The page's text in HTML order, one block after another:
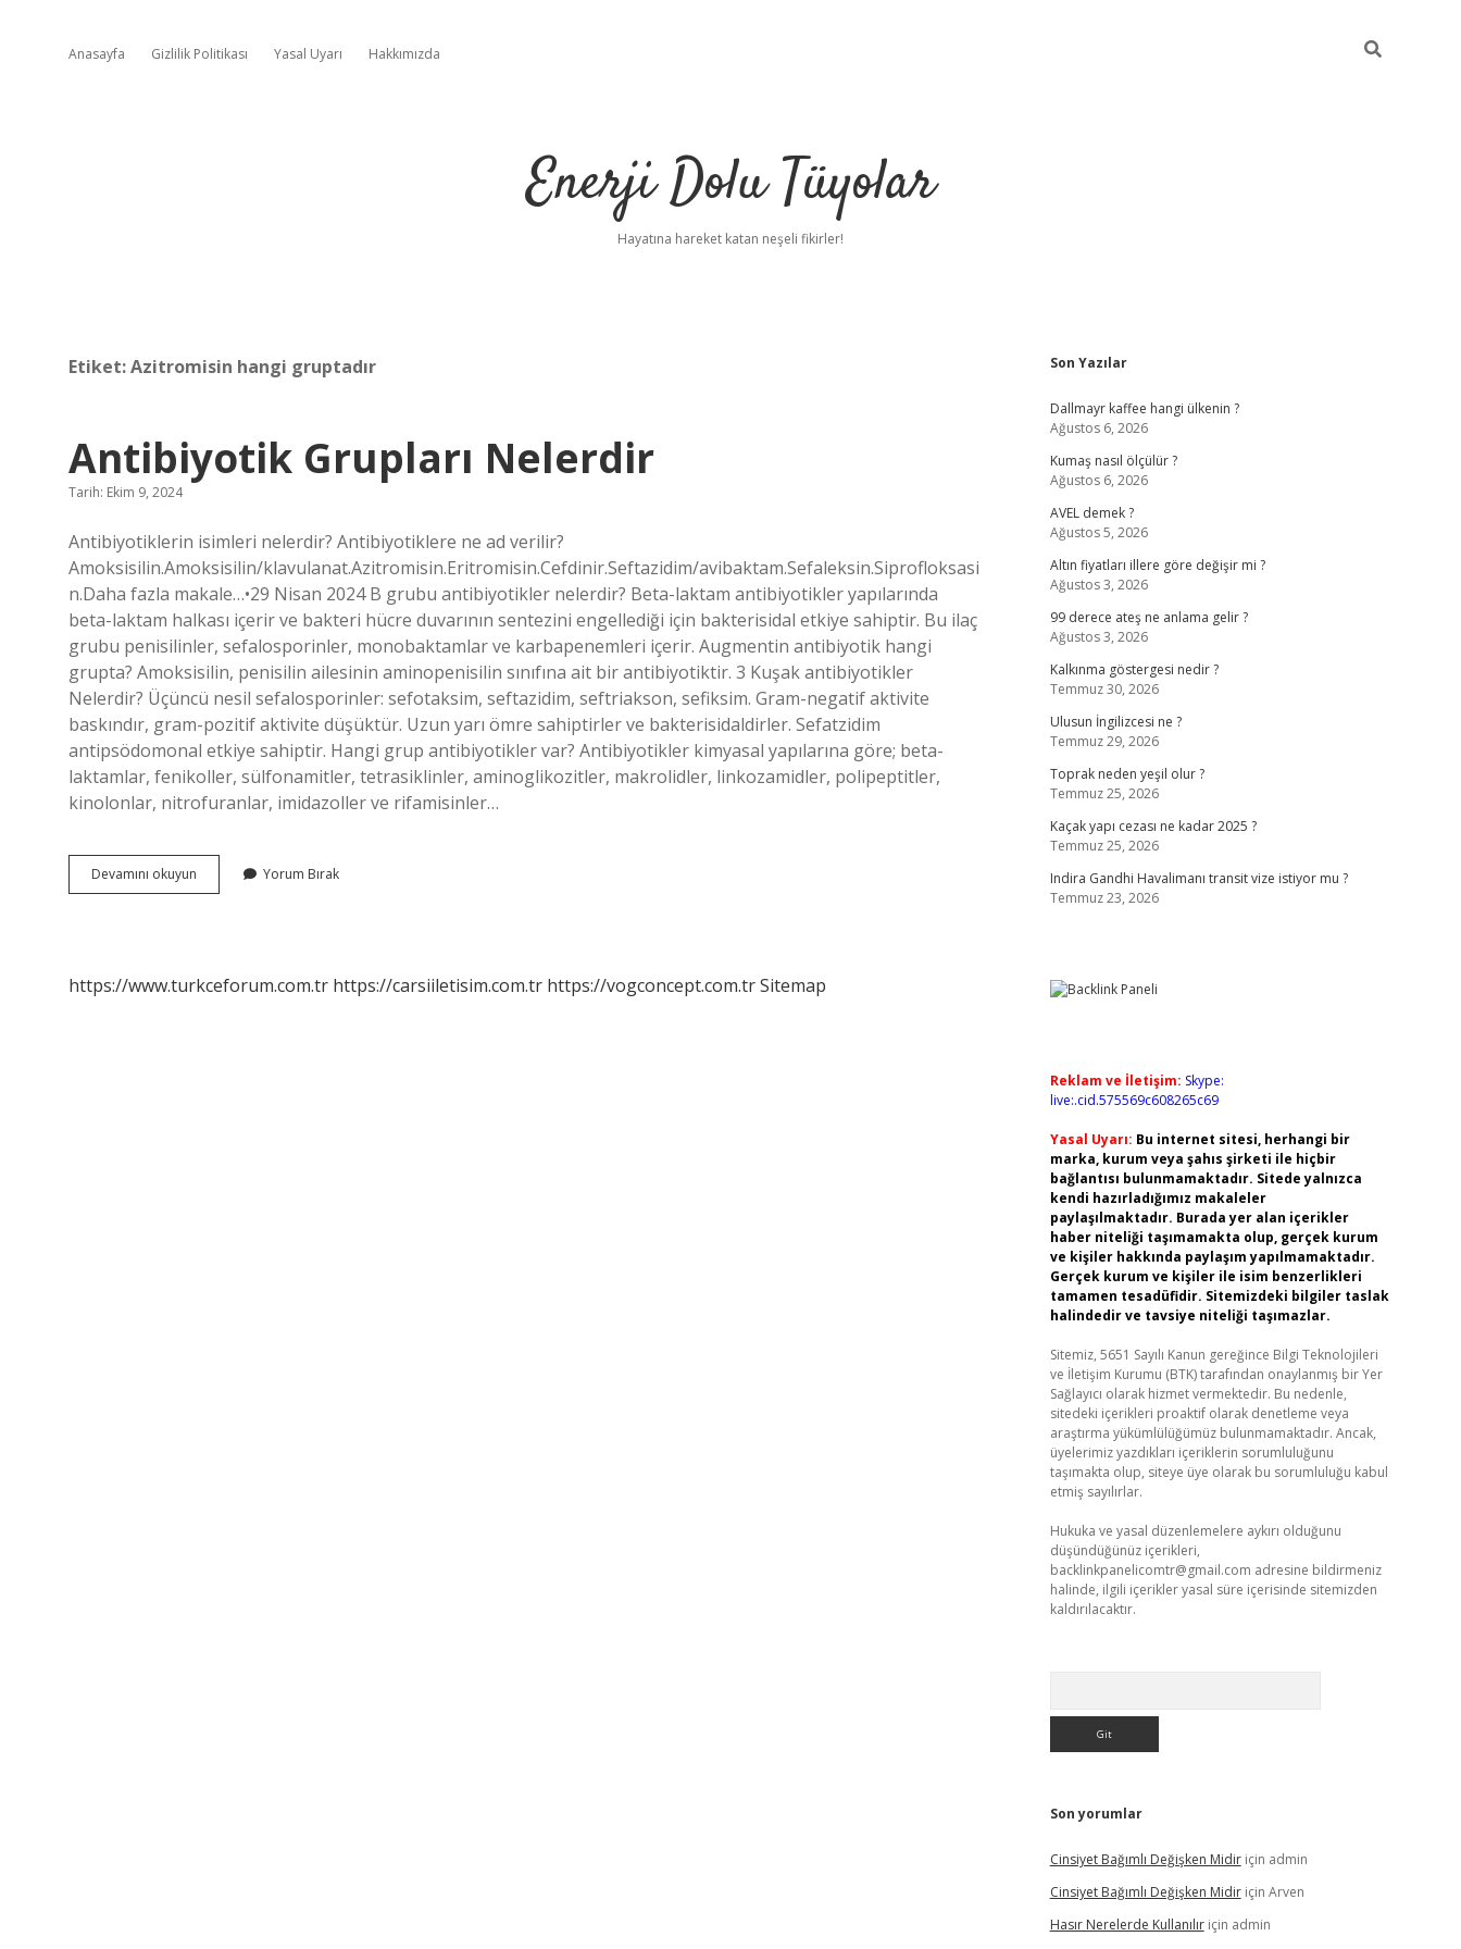
Anasayfa Gizlilik Politikası Yasal Uyarı Hakkımızda
Enerji Dolu Tüyolar
Hayatına hareket katan neşeli fikirler!
Etiket:Azitromisin hangi gruptadır
Antibiyotik Grupları Nelerdir
Tarih: Ekim 9, 2024
Antibiyotiklerin isimleri nelerdir? Antibiyotiklere ne ad verilir?
Amoksisilin.Amoksisilin/klavulanat.Azitromisin.Eritromisin.Cefdinir.Seftazidim/avibaktam.Sefaleksin.Siprofloksasi
n.Daha fazla makale…•29 Nisan 2024 B grubu antibiyotikler nelerdir? Beta-laktam antibiyotikler yapılarında
beta-laktam halkası içerir ve bakteri hücre duvarının sentezini engellediği için bakterisidal etkiye sahiptir. Bu ilaç
grubu penisilinler, sefalosporinler, monobaktamlar ve karbapenemleri içerir. Augmentin antibiyotik hangi
grupta? Amoksisilin, penisilin ailesinin aminopenisilin sınıfına ait bir antibiyotiktir. 3 Kuşak antibiyotikler
Nelerdir? Üçüncü nesil sefalosporinler: sefotaksim, seftazidim, seftriakson, sefiksim. Gram-negatif aktivite
baskındır, gram-pozitif aktivite düşüktür. Uzun yarı ömre sahiptirler ve bakterisidaldirler. Sefatzidim
antipsödomonal etkiye sahiptir. Hangi grup antibiyotikler var? Antibiyotikler kimyasal yapılarına göre; beta-
laktamlar, fenikoller, sülfonamitler, tetrasiklinler, aminoglikozitler, makrolidler, linkozamidler, polipeptitler,
kinolonlar, nitrofuranlar, imidazoller ve rifamisinler…
Devamını okuyun Antibiyotik
Grupları
Yorum Bırak
https://www.turkceforum.com.tr https://carsiiletisim.com.tr https://vogconcept.com.trSitemap
Sidebar
Son Yazılar
Dallmayr kaffee hangi ülkenin ?
Ağustos 6, 2026
Kumaş nasıl ölçülür ?
Ağustos 6, 2026
AVEL demek ?
Ağustos 5, 2026
Altın fiyatları illere göre değişir mi ?
Ağustos 3, 2026
99 derece ateş ne anlama gelir ?
Ağustos 3, 2026
Kalkınma göstergesi nedir ?
Temmuz 30, 2026
Ulusun İngilizcesi ne ?
Temmuz 29, 2026
Toprak neden yeşil olur ?
Temmuz 25, 2026
Kaçak yapı cezası ne kadar 2025 ?
Temmuz 25, 2026
Indira Gandhi Havalimanı transit vize istiyor mu ?
Temmuz 23, 2026
Reklam ve İletişim: Skype:
live:.cid.575569c608265c69
Yasal Uyarı: Bu internet sitesi, herhangi bir
marka, kurum veya şahıs şirketi ile hiçbir
bağlantısı bulunmamaktadır. Sitede yalnızca
kendi hazırladığımız makaleler
paylaşılmaktadır. Burada yer alan içerikler
haber niteliği taşımamakta olup, gerçek kurum
ve kişiler hakkında paylaşım yapılmamaktadır.
Gerçek kurum ve kişiler ile isim benzerlikleri
tamamen tesadüfidir. Sitemizdeki bilgiler taslak
halindedir ve tavsiye niteliği taşımazlar.
Sitemiz, 5651 Sayılı Kanun gereğince Bilgi Teknolojileri
ve İletişim Kurumu (BTK) tarafından onaylanmış bir Yer
Sağlayıcı olarak hizmet vermektedir. Bu nedenle,
sitedeki içerikleri proaktif olarak denetleme veya
araştırma yükümlülüğümüz bulunmamaktadır. Ancak,
üyelerimiz yazdıkları içeriklerin sorumluluğunu
taşımakta olup, siteye üye olarak bu sorumluluğu kabul
etmiş sayılırlar.
Hukuka ve yasal düzenlemelere aykırı olduğunu
düşündüğünüz içerikleri,
backlinkpanelicomtr@gmail.com adresine bildirmeniz
halinde, ilgili içerikler yasal süre içerisinde sitemizden
kaldırılacaktır.
Son yorumlar
Cinsiyet Bağımlı Değişken Midiriçin admin
Cinsiyet Bağımlı Değişken Midiriçin Arven
Hasır Nerelerde Kullanılıriçin admin